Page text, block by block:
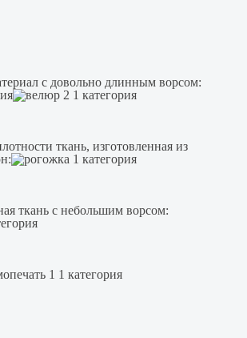
с довольно длинным ворсом:
ткань, изготовленная из
ткань с небольшим ворсом: